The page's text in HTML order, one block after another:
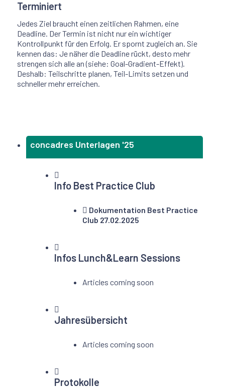
concadres Unterlagen '25
Info Best Practice Club
Dokumentation Best Practice
Club 27.02.2025
Infos Lunch&Learn Sessions
Articles coming soon
Jahresübersicht
Articles coming soon
Protokolle
Terminiert
Jedes Ziel braucht einen zeitlichen Rahmen, eine
Deadline. Der Termin ist nicht nur ein wichtiger
Kontrollpunkt für den Erfolg. Er spornt zugleich an. Sie
kennen das: Je näher die Deadline rückt, desto mehr
strengen sich alle an (siehe: Goal-Gradient-Effekt).
Deshalb: Teilschritte planen, Teil-Limits setzen und
schneller mehr erreichen.